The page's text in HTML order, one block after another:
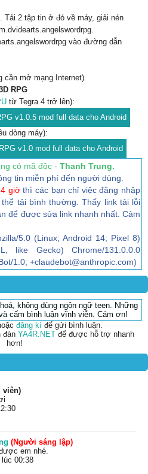
Tải 2 tập tin ở đó về máy, giải nén
vào đường dẫn
cần mở mạng Internet).
RPG
từ Tegra 4 trở lên):
v1.0.5 mod full data cho Android
dòng máy):
v1.0 mod full data cho Android
có mã độc - Thanh Trung.
tin miễn phí đến người dùng.
giờthì các bạn chỉ việc đăng nhập
tải bình thường. Thấy link tải lỗi
để được sửa link nhanh nhất. Cảm
5.0 (Linux; Android 14; Pixel 8)
like Gecko) Chrome/131.0.0.0
1.0; +claudebot@anthropic.com)
không dùng ngôn ngữ teen. Những
cấm bình luận vĩnh viễn. Cám ơn!
đăng kí để gửi bình luận.
đàn YA4R.NETđể được hỗ trợ nhanh
hơn!
viên)
(Người sáng lập)
em nhé.
lúc 00:38